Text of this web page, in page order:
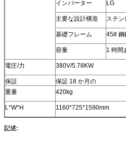
インバーター LG
主要な設計構造 ステ
基礎フレーム 45# 鋼
容量 1 時間
電圧/力 380V/5.78KW
保証
保証 18 か月の
重量
420kg
L*W*H 1160*725*1590mm
記述: